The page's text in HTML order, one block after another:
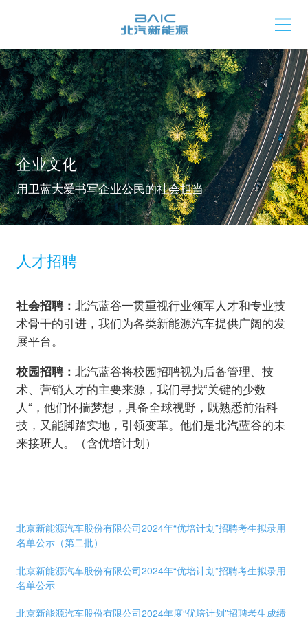
企业文化
用卫蓝大爱书写企业公民的社会担当
人才招聘
社会招聘： 北汽蓝谷一贯重视行业领军人才和专业技
术骨干的引进，我们为各类新能源汽车提供广阔的发
展平台。
校园招聘： 北汽蓝谷将校园招聘视为后备管理、技
术、营销人才的主要来源，我们寻找“关键的少数
人“，他们怀揣梦想，具备全球视野，既熟悉前沿科
技，又能脚踏实地，引领变革。他们是北汽蓝谷的未
来接班人。（含优培计划）
北京新能源汽车股份有限公司2024年“优培计划”招聘考生拟录用
名单公示（第二批）
北京新能源汽车股份有限公司2024年“优培计划”招聘考生拟录用
名单公示
北京新能源汽车股份有限公司2024年度“优培计划”招聘考生成绩